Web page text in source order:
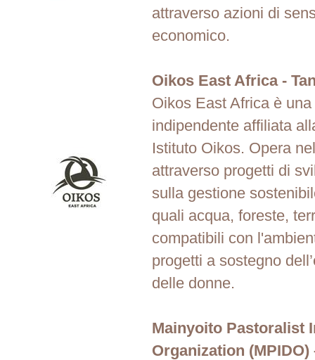
attraverso azioni di
economico.
Oikos East Africa -
Oikos East Africa è
indipendente affiliata
Istituto Oikos. Opera
attraverso progetti di
sulla gestione
quali acqua, foreste,
compatibili con
progetti a sostegno
delle donne.
Mainyoito Pastoralist
Organization (MPIDO)